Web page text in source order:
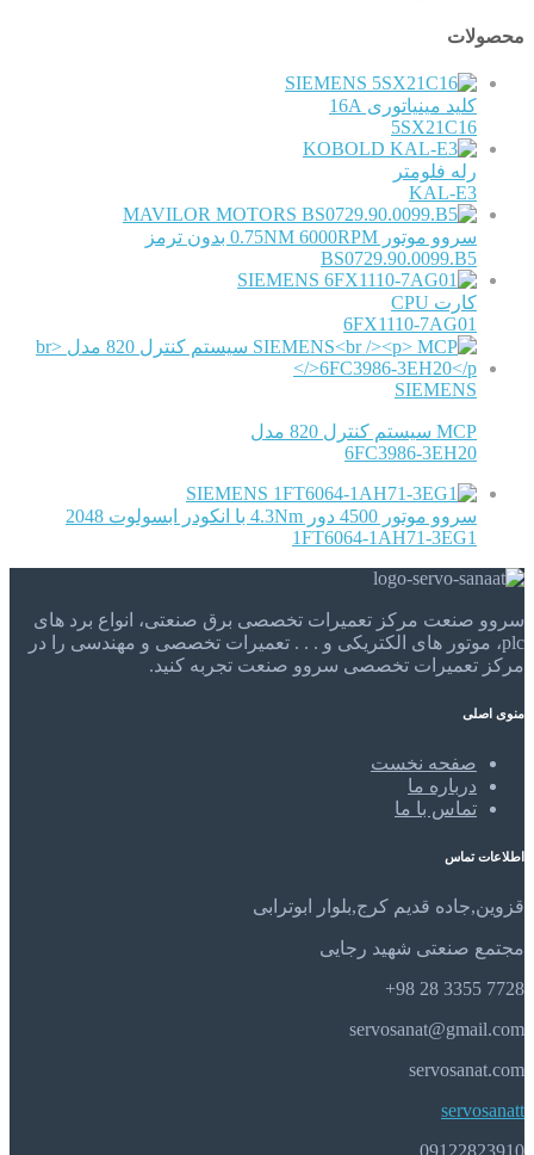
محصولات
SIEMENS
کلید مینیاتوری 16A
5SX21C16
KOBOLD
رله فلومتر
KAL-E3
MAVILOR MOTORS
سروو موتور 0.75NM 6000RPM بدون ترمز
BS0729.90.0099.B5
SIEMENS
کارت CPU
6FX1110-7AG01
SIEMENS
MCP سیستم کنترل 820 مدل
6FC3986-3EH20
SIEMENS
سروو موتور 4500 دور 4.3Nm با انکودر ابسولوت 2048
1FT6064-1AH71-3EG1
سروو صنعت مرکز تعمیرات تخصصی برق صنعتی، انواع برد های
plc، موتور های الکتریکی و . . . تعمیرات تخصصی و مهندسی را در
مرکز تعمیرات تخصصی سروو صنعت تجربه کنید.
منوی اصلی
صفحه نخست
درباره ما
تماس با ما
اطلاعات تماس
قزوین,جاده قدیم کرج,بلوار ابوترابی
مجتمع صنعتی شهید رجایی
7728 3355 28 98+
servosanat@gmail.com
servosanat.com
servosanatt